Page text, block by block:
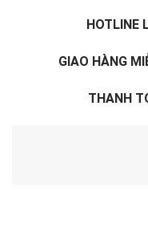
HOTLINE
GIAO HÀNG
THANH